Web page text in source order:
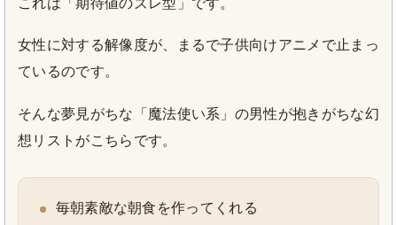
女性に対する解像度が、まるで子供向けアニメで止まっ
ているのです。
そんな夢見がちな「魔法使い系」の男性が抱きがちな幻
想リストがこちらです。
毎朝素敵な朝食を作ってくれる